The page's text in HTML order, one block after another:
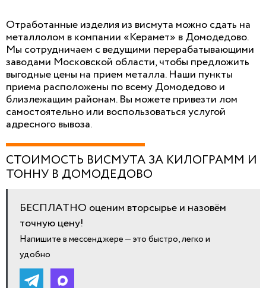
Отработанные изделия из висмута можно сдать на
металлолом в компании «Керамет» в Домодедово.
Мы сотрудничаем с ведущими перерабатывающими
заводами Московской области, чтобы предложить
выгодные цены на прием металла. Наши пункты
приема расположены по всему Домодедово и
близлежащим районам. Вы можете привезти лом
самостоятельно или воспользоваться услугой
адресного вывоза.
СТОИМОСТЬ ВИСМУТА ЗА КИЛОГРАММ И
ТОННУ В ДОМОДЕДОВО
БЕСПЛАТНО оценим вторсырье и назовём
точную цену!
Напишите в мессенджере — это быстро, легко и
удобно